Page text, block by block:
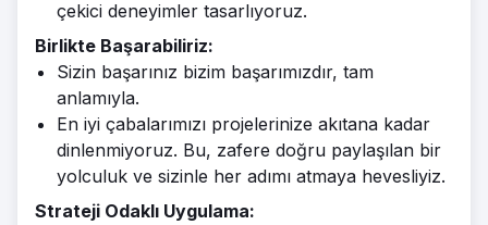
çekici deneyimler tasarlıyoruz.
Birlikte Başarabiliriz:
Sizin başarınız bizim başarımızdır, tam
anlamıyla.
En iyi çabalarımızı projelerinize akıtana kadar
dinlenmiyoruz. Bu, zafere doğru paylaşılan bir
yolculuk ve sizinle her adımı atmaya hevesliyiz.
Strateji Odaklı Uygulama: